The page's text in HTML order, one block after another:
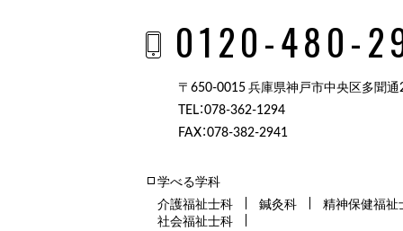
0120-480-
〒650-0015 兵庫県神戸市中央区多聞
TEL：078-362-1294
FAX：078-382-2941
学べる学科
介護福祉士科
鍼灸科
精神保健福祉
社会福祉士科